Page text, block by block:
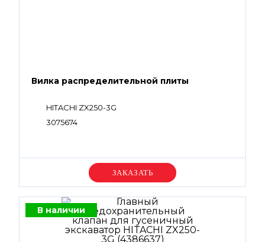
Вилка распределительной плиты
HITACHI ZX250-3G
3075674
Уточняйте цену
В наличии